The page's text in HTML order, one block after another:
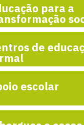
para a
de
escolar